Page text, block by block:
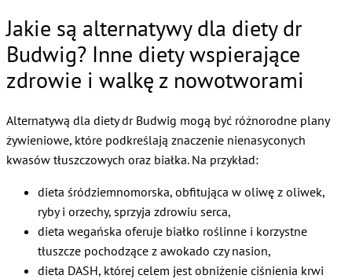
Jakie są alternatywy dla diety dr
Budwig? Inne diety wspierające
zdrowie i walkę z nowotworami
Alternatywą dla diety dr Budwig mogą być różnorodne plany
żywieniowe, które podkreślają znaczenie nienasyconych
kwasów tłuszczowych oraz białka. Na przykład:
dieta śródziemnomorska, obfitująca w oliwę z oliwek,
ryby i orzechy, sprzyja zdrowiu serca,
dieta wegańska oferuje białko roślinne i korzystne
tłuszcze pochodzące z awokado czy nasion,
dieta DASH, której celem jest obniżenie ciśnienia krwi